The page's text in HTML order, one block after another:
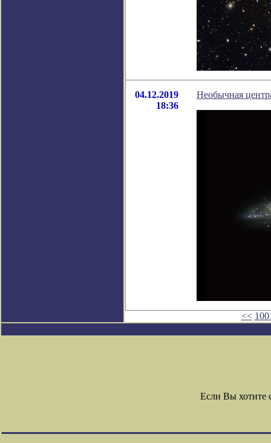
04.12.2019
18:36
Необычная
<<
Если Вы хотите